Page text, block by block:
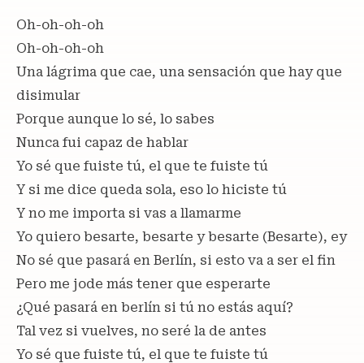
Oh-oh-oh-oh
Oh-oh-oh-oh
Una lágrima que cae, una sensación que hay que
disimular
Porque aunque lo sé, lo sabes
Nunca fui capaz de hablar
Yo sé que fuiste tú, el que te fuiste tú
Y si me dice queda sola, eso lo hiciste tú
Y no me importa si vas a llamarme
Yo quiero besarte, besarte y besarte (Besarte), ey
No sé que pasará en Berlín, si esto va a ser el fin
Pero me jode más tener que esperarte
¿Qué pasará en berlín si tú no estás aquí?
Tal vez si vuelves, no seré la de antes
Yo sé que fuiste tú, el que te fuiste tú